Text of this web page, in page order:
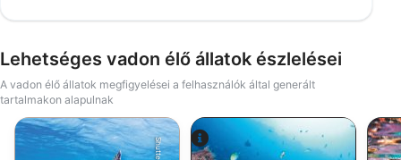
Lehetséges vadon élő állatok észlelései
A vadon élő állatok megfigyelései a felhasználók által generált
tartalmakon alapulnak